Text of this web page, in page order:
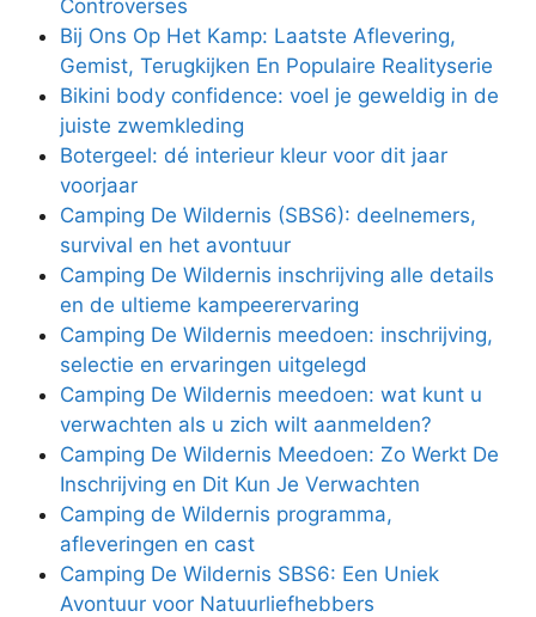
Controverses
Bij Ons Op Het Kamp: Laatste Aflevering,
Gemist, Terugkijken En Populaire Realityserie
Bikini body confidence: voel je geweldig in de
juiste zwemkleding
Botergeel: dé interieur kleur voor dit jaar
voorjaar
Camping De Wildernis (SBS6): deelnemers,
survival en het avontuur
Camping De Wildernis inschrijving alle details
en de ultieme kampeerervaring
Camping De Wildernis meedoen: inschrijving,
selectie en ervaringen uitgelegd
Camping De Wildernis meedoen: wat kunt u
verwachten als u zich wilt aanmelden?
Camping De Wildernis Meedoen: Zo Werkt De
Inschrijving en Dit Kun Je Verwachten
Camping de Wildernis programma,
afleveringen en cast
Camping De Wildernis SBS6: Een Uniek
Avontuur voor Natuurliefhebbers